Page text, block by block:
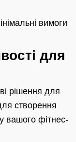
вимоги
для
рішення для
створення
вашого фітнес-